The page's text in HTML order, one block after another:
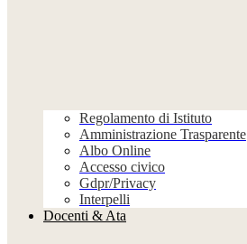
Regolamento di Istituto
Amministrazione Trasparente
Albo Online
Accesso civico
Gdpr/Privacy
Interpelli
Docenti & Ata